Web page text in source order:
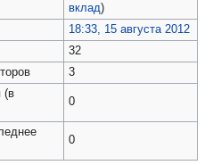
вклад)
18:33, 15 августа 2012
32
3
(в
0
0